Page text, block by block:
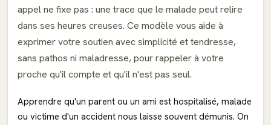
appel ne fixe pas : une trace que le malade peut relire
dans ses heures creuses. Ce modèle vous aide à
exprimer votre soutien avec simplicité et tendresse,
sans pathos ni maladresse, pour rappeler à votre
proche qu'il compte et qu'il n'est pas seul.
Apprendre qu'un parent ou un ami est hospitalisé, malade
ou victime d'un accident nous laisse souvent démunis. On